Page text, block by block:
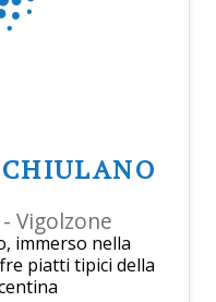
Vigolzone
immerso nella
piatti tipici della